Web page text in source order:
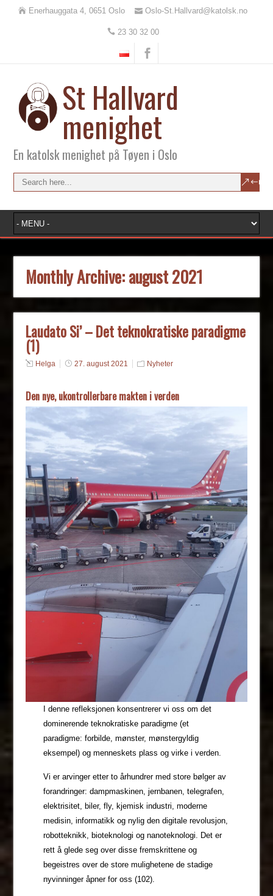
Enerhauggata 4, 0651 Oslo Oslo-St.Hallvard@katolsk.no
23 30 32 00
St Hallvard
menighet
En katolsk menighet på Tøyen i Oslo
Monthly Archive:august 2021
Laudato Si’ – Det teknokratiske paradigme
(1)
Helga 27. august 2021 Nyheter
Den nye, ukontrollerbare makten i verden
I denne refleksjonen konsentrerer vi oss om det
dominerende teknokratiske paradigme (et
paradigme: forbilde, mønster, mønstergyldig
eksempel) og menneskets plass og virke i verden.
Vi er arvinger etter to århundrer med store bølger av
forandringer: dampmaskinen, jernbanen, telegrafen,
elektrisitet, biler, fly, kjemisk industri, moderne
medisin, informatikk og nylig den digitale revolusjon,
robotteknikk, bioteknologi og nanoteknologi. Det er
rett å glede seg over disse fremskrittene og
begeistres over de store mulighetene de stadige
nyvinninger åpner for oss (102).